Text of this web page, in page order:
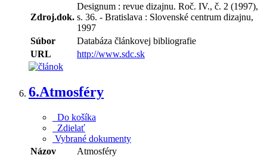
Zdroj.dok.
Designum : revue dizajnu. Roč. IV., č. 2 (1997),
s. 36. - Bratislava : Slovenské centrum dizajnu,
1997
Súbor
Databáza článkovej bibliografie
URL
http://www.sdc.sk
6.Atmosféry
Do košíka
Zdielať
Vybrané dokumenty
Názov
Atmosféry